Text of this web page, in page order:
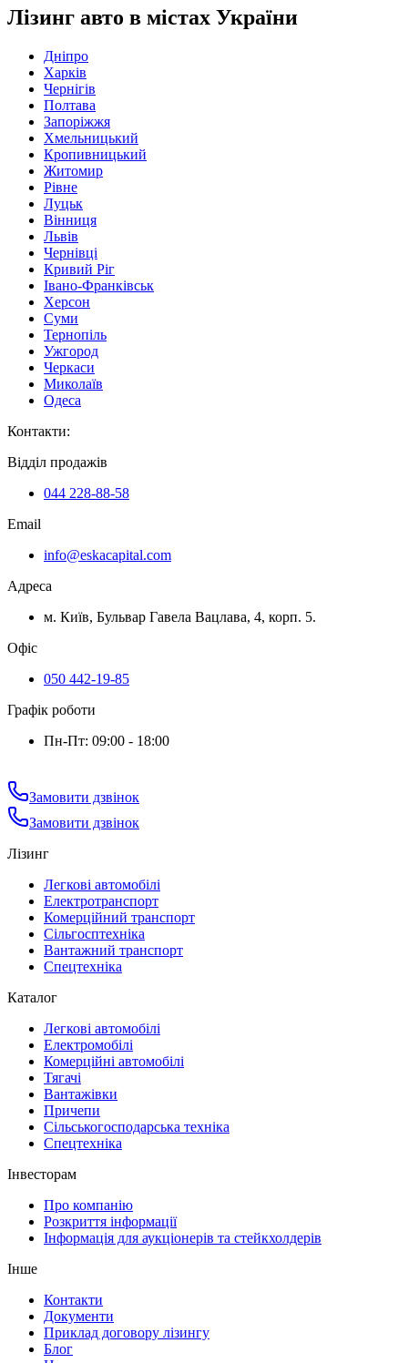
Лізинг авто в містах України
Дніпро
Харків
Чернігів
Полтава
Запоріжжя
Хмельницький
Кропивницький
Житомир
Рівне
Луцьк
Вінниця
Львів
Чернівці
Кривий Ріг
Івано-Франківськ
Херсон
Суми
Тернопіль
Ужгород
Черкаси
Миколаїв
Одеса
Контакти:
Відділ продажів
044 228-88-58
Email
info@eskacapital.com
Адреса
м. Київ, Бульвар Гавела Вацлава, 4, корп. 5.
Офіс
050 442-19-85
Графік роботи
Пн-Пт: 09:00 - 18:00
Замовити дзвінок
Замовити дзвінок
Лізинг
Легкові автомобілі
Електротранспорт
Комерційний транспорт
Сільгосптехніка
Вантажний транспорт
Спецтехніка
Каталог
Легкові автомобілі
Електромобілі
Комерційні автомобілі
Тягачі
Вантажівки
Причепи
Сільськогосподарська техніка
Спецтехніка
Інвесторам
Про компанію
Розкриття інформації
Інформація для аукціонерів та стейкхолдерів
Інше
Контакти
Документи
Приклад договору лізингу
Блог